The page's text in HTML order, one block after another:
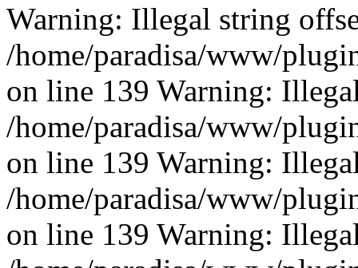
Warning: Illegal string
/home/paradisa/www/
on line 139 Warning:
/home/paradisa/www/
on line 139 Warning:
/home/paradisa/www/
on line 139 Warning: